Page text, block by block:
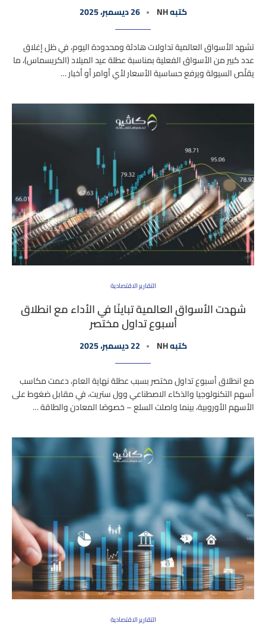
كتبهNH 26 ديسمبر، 2025
تشهد الأسواق العالمية تداولات هادئة ومحدودة اليوم، في ظل إغلاق
عدد كبير من الأسواق الفعلية بمناسبة عطلة عيد الميلاد (الكريسماس)، ما
يقلّص السيولة ويرفع حساسية الأسعار لأي أوامر أو أخبار …
التقارير الاقتصادية
شهدت الأسواق العالمية تباينًا في الأداء مع انطلاق
أسبوع تداول مختصر
كتبهNH 22 ديسمبر، 2025
مع انطلاق أسبوع تداول مختصر بسبب عطلة نهاية العام، دعمت مكاسب
أسهم التكنولوجيا والذكاء الاصطناعي وول ستريت، في مقابل ضغوط على
الأسهم الأوروبية، بينما واصلت السلع – خصوصًا المعادن والطاقة …
التقارير الاقتصادية